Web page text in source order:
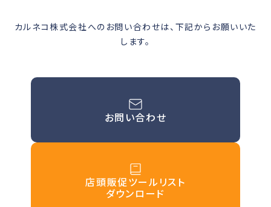
カルネコ株式会社へのお問い合わせは、下記からお願いいた
します。
お問い合わせ
店頭販促ツールリスト
ダウンロード